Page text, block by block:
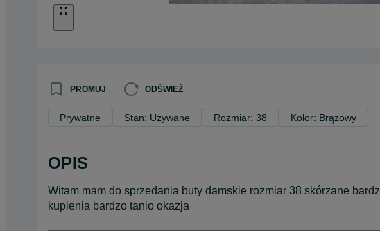
PROMUJ ODŚWIEŻ
Prywatne Stan: Używane Rozmiar: 38 Kolor: Brązowy
OPIS
Witam mam do sprzedania buty damskie rozmiar 38 skórzane
kupienia bardzo tanio okazja